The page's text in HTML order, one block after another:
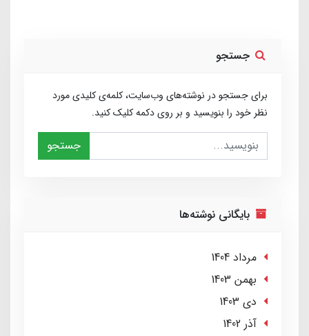
جستجو
برای جستجو در نوشته‌های وب‌سایت، کلمه‌ی کلیدی مورد
نظر خود را بنویسید و بر روی دکمه کلیک کنید.
جستجو
بایگانی نوشته‌ها
مرداد 1404
بهمن 1403
دی 1403
آذر 1402